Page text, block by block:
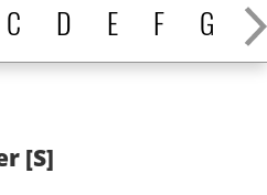
C D E F G H
[S]